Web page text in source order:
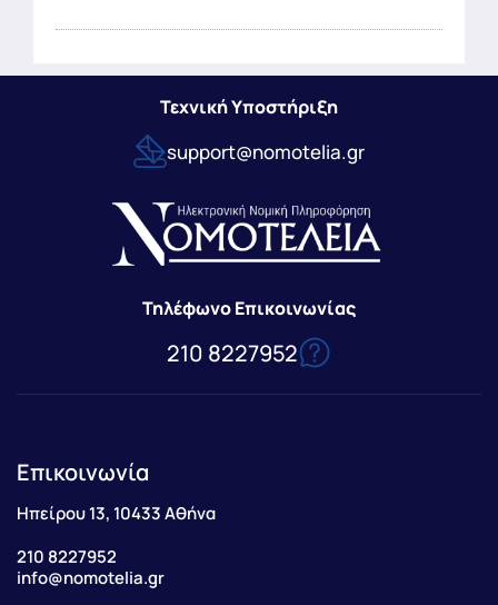
Τεχνική Υποστήριξη
support@nomotelia.gr
Τηλέφωνο Επικοινωνίας
210 8227952
Επικοινωνία
Ηπείρου 13, 10433 Αθήνα
210 8227952
info@nomotelia.gr